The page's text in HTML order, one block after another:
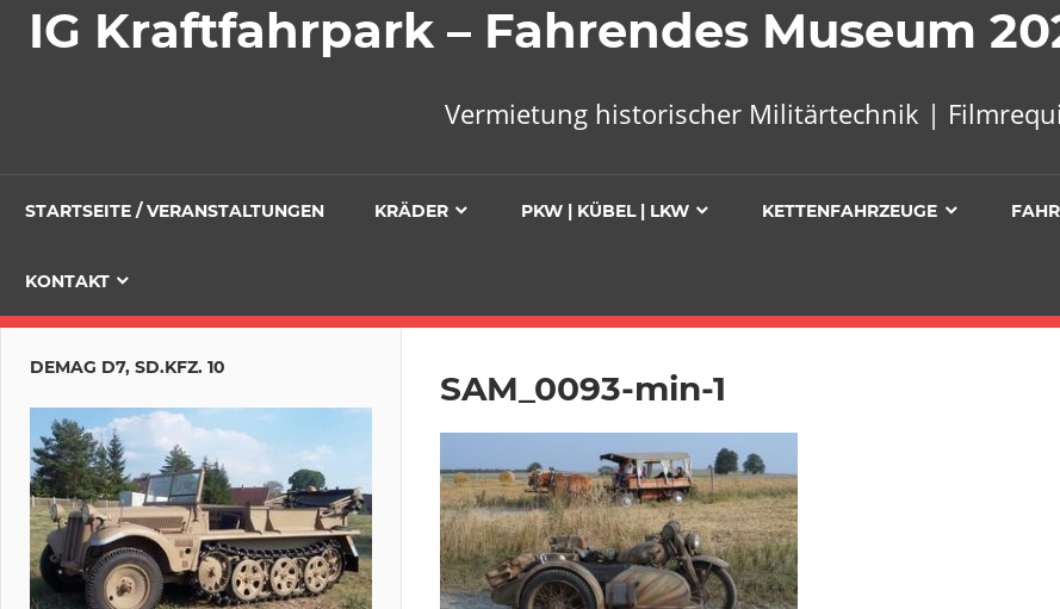
IG Kraftfahrpark – Fahrendes Museum
Vermietung historischer Militärtechnik |
STARTSEITE / VERANSTALTUNGEN KRÄDER PKW | KÜBEL | LKW KETTENFAHRZEUGE
KONTAKT
SAM_0093-min-1
DEMAG D7, SD.KFZ. 10